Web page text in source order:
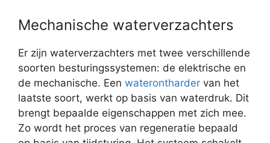
Mechanische waterverzachters
Er zijn waterverzachters met twee verschillende
soorten besturingssystemen: de elektrische en
de mechanische. Een waterontharder van het
laatste soort, werkt op basis van waterdruk. Dit
brengt bepaalde eigenschappen met zich mee.
Zo wordt het proces van regeneratie bepaald